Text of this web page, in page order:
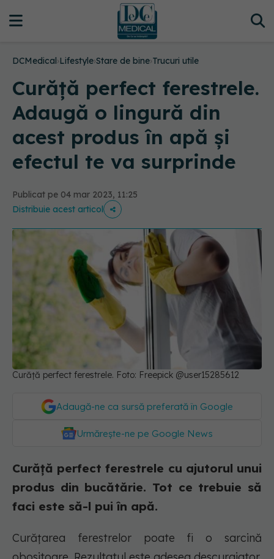
DCMedical›Lifestyle›Stare de bine›Trucuri utile
Curăță perfect ferestrele.
Adaugă o lingură din
acest produs în apă și
efectul te va surprinde
Publicat pe 04 mar 2023, 11:25
Distribuie acest articol
Curăță perfect ferestrele. Foto: Freepick @user15285612
Adaugă-ne ca sursă preferată în Google
Urmărește-ne pe Google News
Curăță perfect ferestrele cu ajutorul unui
produs din bucătărie. Tot ce trebuie să
faci este să-l pui în apă.
Curățarea ferestrelor poate fi o sarcină